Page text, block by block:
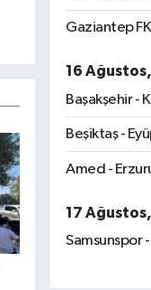
Gaziantep
16
Başakşehir -
Beşiktaş -
Amed -
17
Samsunspor